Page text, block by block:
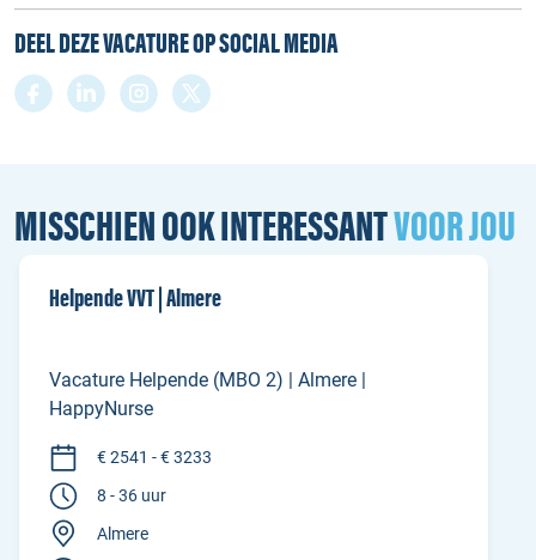
DEEL DEZE VACATURE OP SOCIAL MEDIA
MISSCHIEN OOK INTERESSANTVOOR JOU
Helpende VVT | Almere
Vacature Helpende (MBO 2) | Almere |
HappyNurse
€ 2541 - € 3233
8 - 36 uur
Almere